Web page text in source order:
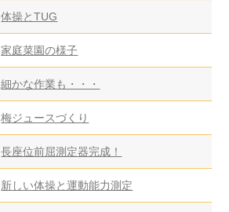
体操とTUG
家庭菜園の様子
細かな作業も・・・
梅ジュースづくり
長座位前屈測定器完成！
新しい体操と運動能力測定